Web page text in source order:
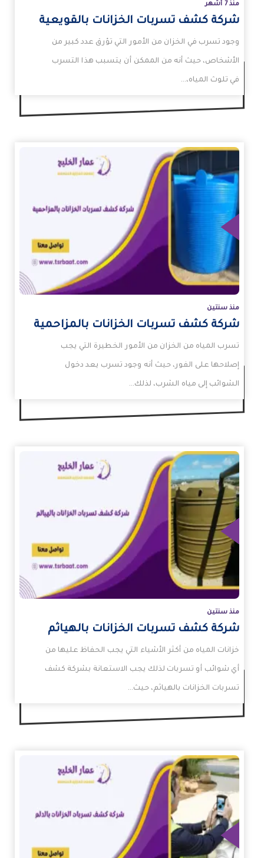
منذ 7 أشهر
شركة كشف تسربات الخزانات بالقويعية
وجود تسرب في الخزان من الأمور التي تؤرق عدد كبير من
الأشخاص، حيث أنه من الممكن أن يتسبب هذا التسرب
في تلوث المياه،…
منذ سنتين
شركة كشف تسربات الخزانات بالمزاحمية
تسرب المياه من الخزان من الأمور الخطيرة التي يجب
إصلاحها على الفور، حيث أنه وجود تسرب يعد دخول
الشوائب إلى مياه الشرب، لذلك…
منذ سنتين
شركة كشف تسربات الخزانات بالهياثم
خزانات المياه من أكثر الأشياء التي يجب الحفاظ عليها من
أي شوائب أو تسربات لذلك يجب الاستعانة بشركة كشف
تسربات الخزانات بالهياثم، حيث…